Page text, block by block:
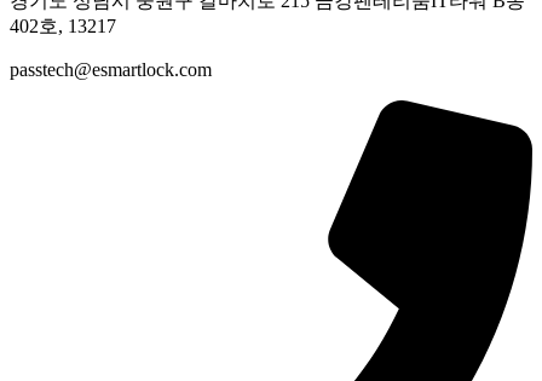
402호, 13217
passtech@esmartlock.com